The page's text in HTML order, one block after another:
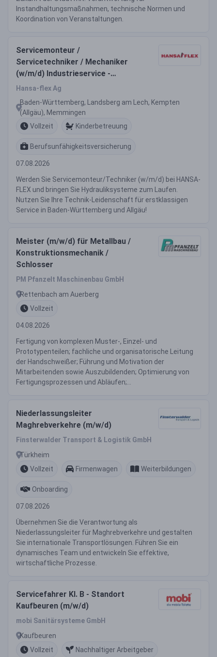
Instandhaltungsmaßnahmen, technische Normen und
Koordination von Veranstaltungen.
Servicemonteur /
Servicetechniker / Mechaniker
(w/m/d) Industrieservice -
Hydraulik
Hansa-flex Ag
Baden-Württemberg, Landsberg am Lech, Kempten
(Allgäu), Memmingen
Vollzeit
Kinderbetreuung
Berufsunfähigkeitsversicherung
07.08.2026
Werden Sie Servicemonteur/Techniker (w/m/d) bei HANSA-
FLEX und bringen Sie Hydrauliksysteme zum Laufen.
Nutzen Sie Ihre Technik-Leidenschaft für erstklassigen
Service in Baden-Württemberg und Allgäu!
Meister (m/w/d) für Metallbau /
Konstruktionsmechanik /
Schlosser
PM Pfanzelt Maschinenbau GmbH
Rettenbach am Auerberg
Vollzeit
04.08.2026
Fertigung von komplexen Muster-, Einzel- und
Prototypenteilen; fachliche und organisatorische Leitung
der Handschweißer; Führung und Motivation der
Mitarbeitenden sowie Auszubildenden; Optimierung von
Fertigungsprozessen und Abläufen;...
Niederlassungsleiter
Maghrebverkehre (m/w/d)
Finsterwalder Transport & Logistik GmbH
Türkheim
Vollzeit
Firmenwagen Weiterbildungen
Onboarding
07.08.2026
Übernehmen Sie die Verantwortung als
Niederlassungsleiter für Maghrebverkehre und gestalten
Sie internationale Transportlösungen. Führen Sie ein
dynamisches Team und entwickeln Sie effektive,
wirtschaftliche Prozesse.
Servicefahrer Kl. B - Standort
Kaufbeuren (m/w/d)
mobi Sanitärsysteme GmbH
Kaufbeuren
Vollzeit
Nachhaltiger Arbeitgeber